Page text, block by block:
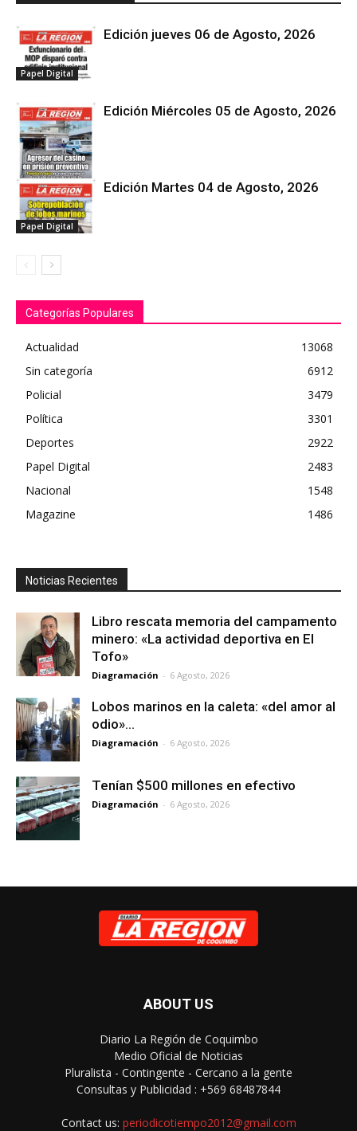
Papel Digital
Edición jueves 06 de Agosto, 2026
Papel Digital
Edición Miércoles 05 de Agosto, 2026
Papel Digital
Edición Martes 04 de Agosto, 2026
Categorías Populares
Actualidad
13068
Sin categoría
6912
Policial
3479
Política
3301
Deportes
2922
Papel Digital
2483
Nacional
1548
Magazine
1486
Noticias Recientes
Libro rescata memoria del campamento
minero: «La actividad deportiva en El
Tofo»
Diagramación - 6 Agosto, 2026
Lobos marinos en la caleta: «del amor al
odio»…
Diagramación - 6 Agosto, 2026
Tenían $500 millones en efectivo
Diagramación - 6 Agosto, 2026
ABOUT US
Diario La Región de Coquimbo
Medio Oficial de Noticias
Pluralista - Contingente - Cercano a la gente
Consultas y Publicidad : +569 68487844
Contact us: periodicotiempo2012@gmail.com